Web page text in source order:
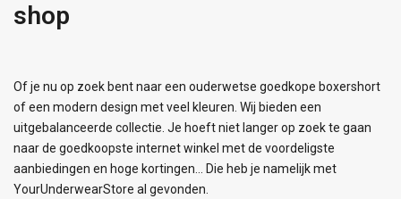
shop
Of je nu op zoek bent naar een ouderwetse goedkope boxershort
of een modern design met veel kleuren. Wij bieden een
uitgebalanceerde collectie. Je hoeft niet langer op zoek te gaan
naar de goedkoopste internet winkel met de voordeligste
aanbiedingen en hoge kortingen... Die heb je namelijk met
YourUnderwearStore al gevonden.